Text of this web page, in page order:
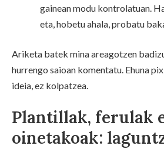
gainean modu kontrolatuan.
eta, hobetu ahala, probatu
Ariketa batek mina areagotzen
hurrengo saioan komentatu. Ehuna
ideia, ez kolpatzea.
Plantillak, ferulak
oinetakoak: